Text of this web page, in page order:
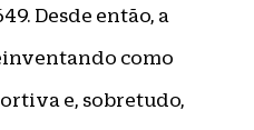
Desde então, a
como
e, sobretudo,